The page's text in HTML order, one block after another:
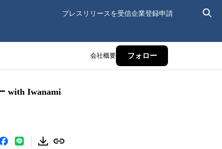
プレスリリースを受信企業登録申請
会社概要 フォロー
with Iwanami